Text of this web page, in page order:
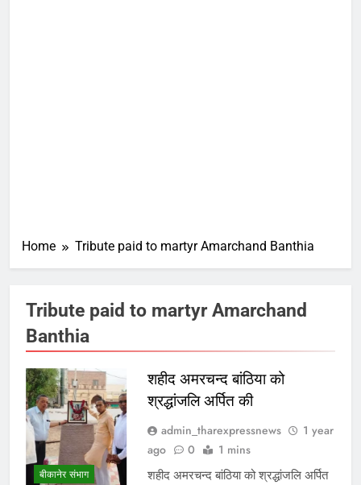
Home Tribute paid to martyr Amarchand Banthia
Tribute paid to martyr Amarchand
Banthia
बीकानेर संभाग
शहीद अमरचन्द बांठिया को
श्रद्धांजलि अर्पित की
admin_tharexpressnews
1 year
ago
0 1 mins
शहीद अमरचन्द बांठिया को श्रद्धांजलि अर्पित